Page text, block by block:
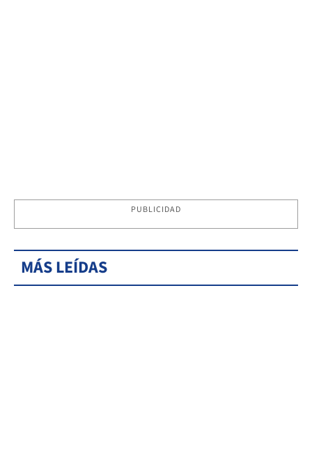
PUBLICIDAD
MÁS LEÍDAS